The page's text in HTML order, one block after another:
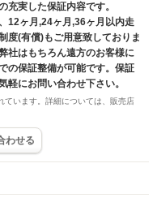
充実した保証内容です。
12ヶ月,24ヶ月,36ヶ月以内走
度(有償)もご用意致しておりま
社はもちろん遠方のお客様に
の保証整備が可能です。保証
軽にお問い合わせ下さい。
います。詳細については、販売店
わせる